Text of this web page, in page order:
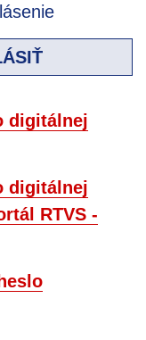
digitálnej
digitálnej
RTVS -